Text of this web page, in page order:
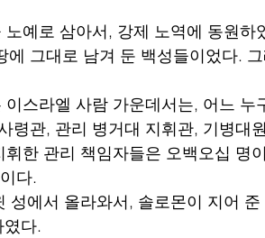
예로 삼아서, 강제 노역에 동원하
에 그대로 남겨 둔 백성들이었다.
이스라엘 사람 가운데서는, 어느
령관, 관리 병거대 지휘관, 기병대
한 관리 책임자들은 오백오십 명
다.
성에서 올라와서, 솔로몬이 지어
다.